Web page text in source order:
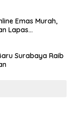
Emas Murah,
Lapas
Surabaya Raib